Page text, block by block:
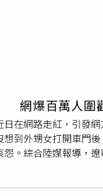
網爆百萬人圍
在網路走紅，引發
到外甥女打開車門
。綜合陸媒報導，
女打開車門後，看
」，希望外甥女利用